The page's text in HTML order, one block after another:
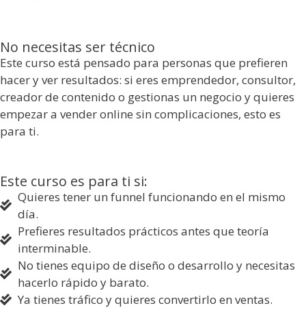
No necesitas ser técnico
Este curso está pensado para personas que prefieren
hacer y ver resultados: si eres emprendedor, consultor,
creador de contenido o gestionas un negocio y quieres
empezar a vender online sin complicaciones, esto es
para ti.
Este curso es para ti si:
Quieres tener un funnel funcionando en el mismo
día.
Prefieres resultados prácticos antes que teoría
interminable.
No tienes equipo de diseño o desarrollo y necesitas
hacerlo rápido y barato.
Ya tienes tráfico y quieres convertirlo en ventas.